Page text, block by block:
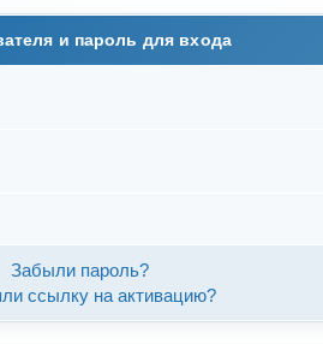
и пароль для входа
Забыли пароль?
ссылку на активацию?